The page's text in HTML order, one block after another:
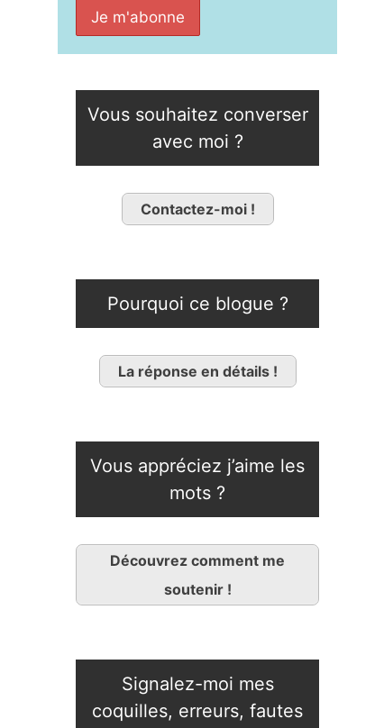
Vous souhaitez converser
avec moi ?
Contactez-moi !
Pourquoi ce blogue ?
La réponse en détails !
Vous appréciez j’aime les
mots ?
Découvrez comment me
soutenir !
Signalez-moi mes
coquilles, erreurs, fautes